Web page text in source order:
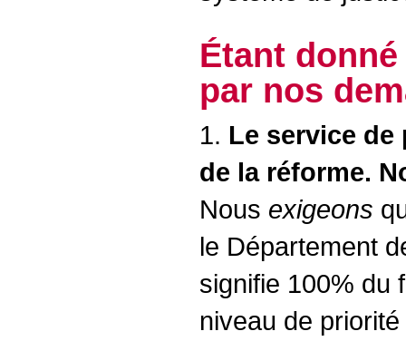
Étant
par nos
1. Le service
de la réforme.
Nous exigeons
le Département
signifie 100% du
niveau de